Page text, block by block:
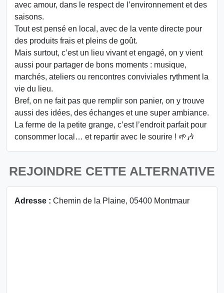
avec amour, dans le respect de l’environnement et des
saisons.
Tout est pensé en local, avec de la vente directe pour
des produits frais et pleins de goût.
Mais surtout, c’est un lieu vivant et engagé, on y vient
aussi pour partager de bons moments : musique,
marchés, ateliers ou rencontres conviviales rythment la
vie du lieu.
Bref, on ne fait pas que remplir son panier, on y trouve
aussi des idées, des échanges et une super ambiance.
La ferme de la petite grange, c’est l’endroit parfait pour
consommer local… et repartir avec le sourire ! 🌱🎶
REJOINDRE CETTE ALTERNATIVE
Adresse : Chemin de la Plaine, 05400 Montmaur